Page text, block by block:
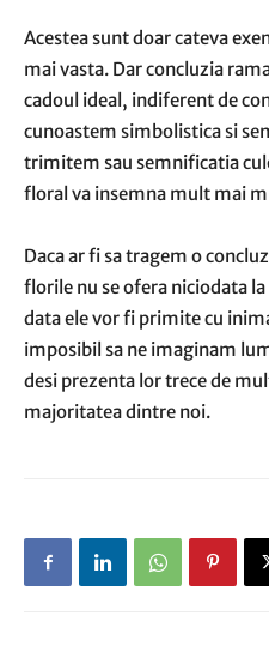
Acestea sunt doar cateva
mai vasta. Dar concluzia
cadoul ideal, indiferent de
cunoastem simbolistica si
trimitem sau semnificatia
floral va insemna mult mai
Daca ar fi sa tragem o
florile nu se ofera niciodata
data ele vor fi primite cu
imposibil sa ne imaginam
desi prezenta lor trece de
majoritatea dintre noi.